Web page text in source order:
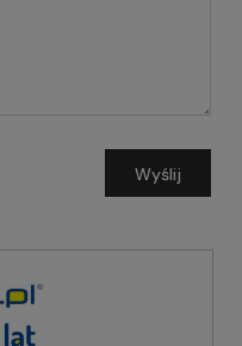
Wyślij